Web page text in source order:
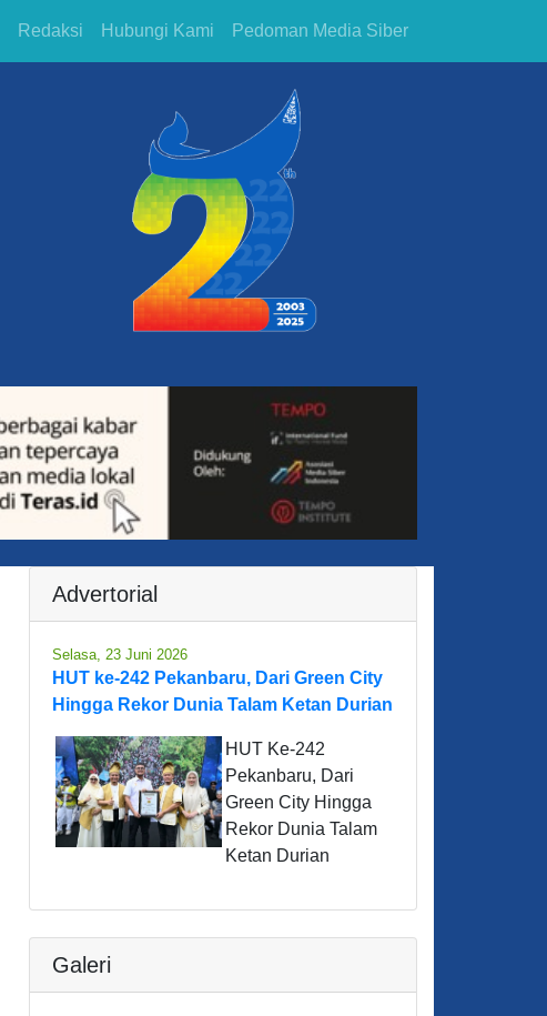
Redaksi Hubungi Kami Pedoman Media Siber
Advertorial
Selasa, 23 Juni 2026
HUT ke-242 Pekanbaru, Dari Green City
Hingga Rekor Dunia Talam Ketan Durian
HUT Ke-242
Pekanbaru, Dari
Green City Hingga
Rekor Dunia Talam
Ketan Durian
Galeri